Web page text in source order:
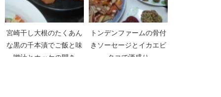
宮崎干し大根のたくあん
な黒の千本漬でご飯と味
噌汁とホッケの開き
トンデンファームの骨付
きソーセージとイカエビ
タコで酒盛り